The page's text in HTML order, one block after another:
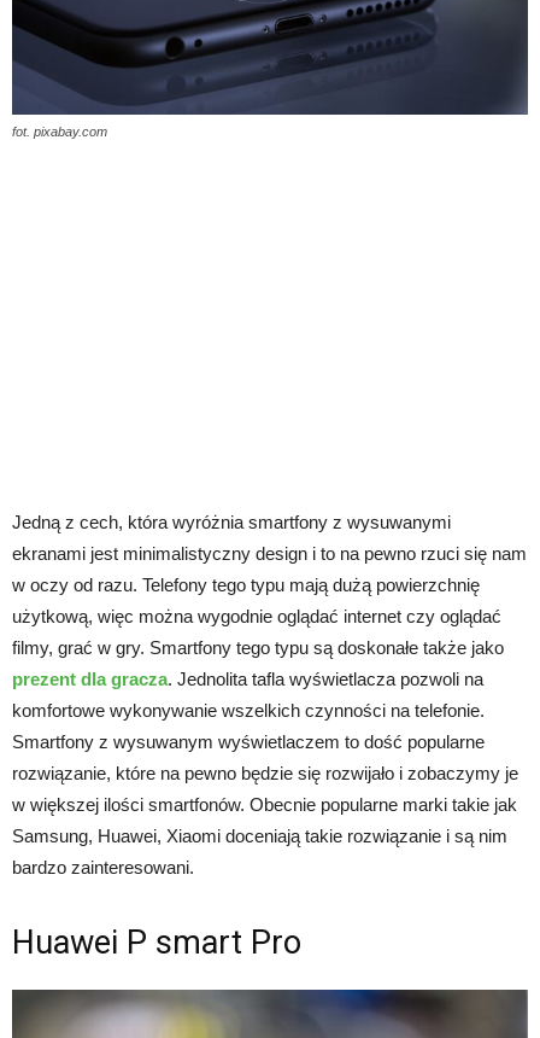
fot. pixabay.com
Jedną z cech, która wyróżnia smartfony z wysuwanymi
ekranami jest minimalistyczny design i to na pewno rzuci się nam
w oczy od razu. Telefony tego typu mają dużą powierzchnię
użytkową, więc można wygodnie oglądać internet czy oglądać
filmy, grać w gry. Smartfony tego typu są doskonałe także jako
prezent dla gracza. Jednolita tafla wyświetlacza pozwoli na
komfortowe wykonywanie wszelkich czynności na telefonie.
Smartfony z wysuwanym wyświetlaczem to dość popularne
rozwiązanie, które na pewno będzie się rozwijało i zobaczymy je
w większej ilości smartfonów. Obecnie popularne marki takie jak
Samsung, Huawei, Xiaomi doceniają takie rozwiązanie i są nim
bardzo zainteresowani.
Huawei P smart Pro